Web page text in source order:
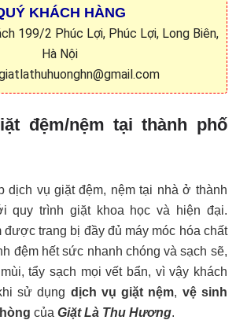
KHÁCH HÀNG
199/2 Phúc Lợi, Phúc Lợi, Long Biên,
Hà Nội
đệm/nệm tại thành phố
dịch vụ giặt đệm, nệm tại nhà ở thành
quy trình giặt khoa học và hiện đại.
được trang bị đầy đủ máy móc hóa chất
đệm hết sức nhanh chóng và sạch sẽ,
tẩy sạch mọi vết bẩn, vì vậy khách
sử dụng dịch vụ giặt nệm, vệ sinh
củaGiặt Là Thu Hương.